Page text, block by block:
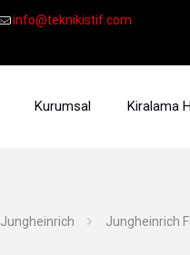
info@teknikistif.com
Kurumsal Kiralama
Jungheinrich Jungheinrich